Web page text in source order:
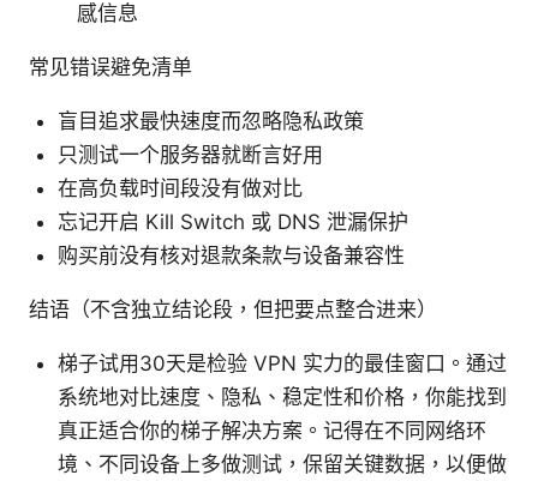
感信息
常见错误避免清单
盲目追求最快速度而忽略隐私政策
只测试一个服务器就断言好用
在高负载时间段没有做对比
忘记开启 Kill Switch 或 DNS 泄漏保护
购买前没有核对退款条款与设备兼容性
结语（不含独立结论段，但把要点整合进来）
梯子试用30天是检验 VPN 实力的最佳窗口。通过
系统地对比速度、隐私、稳定性和价格，你能找到
真正适合你的梯子解决方案。记得在不同网络环
境、不同设备上多做测试，保留关键数据，以便做